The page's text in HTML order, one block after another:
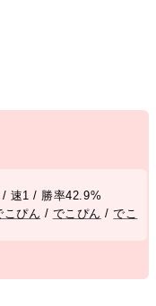
速1 / 勝率42.9%
こぴん / でこぴん /でこ